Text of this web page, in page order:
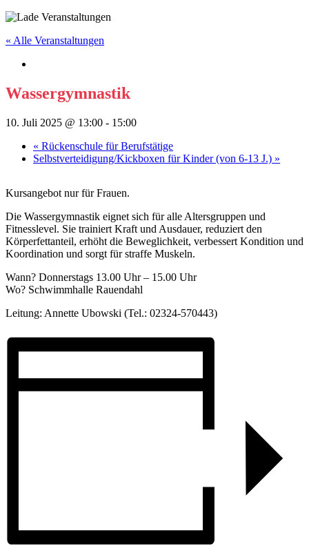
« Alle Veranstaltungen
Wassergymnastik
10. Juli 2025 @ 13:00 - 15:00
« Rückenschule für Berufstätige
Selbstverteidigung/Kickboxen für Kinder (von 6-13 J.) »
Kursangebot nur für Frauen.
Die Wassergymnastik eignet sich für alle Altersgruppen und
Fitnesslevel. Sie trainiert Kraft und Ausdauer, reduziert den
Körperfettanteil, erhöht die Beweglichkeit, verbessert Kondition und
Koordination und sorgt für straffe Muskeln.
Wann? Donnerstags 13.00 Uhr – 15.00 Uhr
Wo? Schwimmhalle Rauendahl
Leitung: Annette Ubowski (Tel.: 02324-570443)